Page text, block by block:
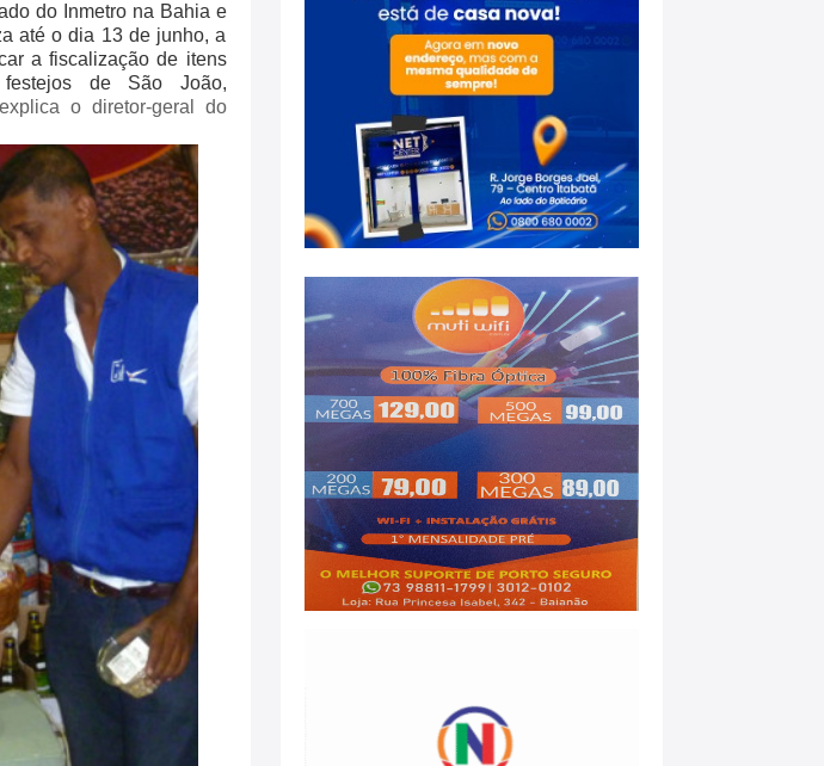
do Inmetro na Bahia e
até o dia 13 de junho, a
a fiscalização de itens
de São João,
o diretor-geral do